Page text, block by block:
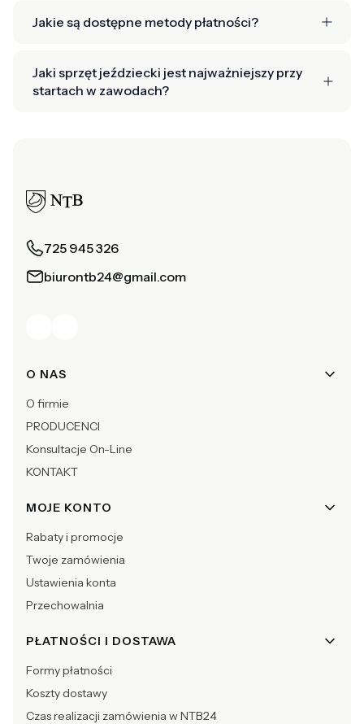
Jakie są dostępne metody płatności?
Jaki sprzęt jeździecki jest najważniejszy przy
startach w zawodach?
725 945 326
biurontb24@gmail.com
Linki w stopce
O NAS
O firmie
PRODUCENCI
Konsultacje On-Line
KONTAKT
MOJE KONTO
Rabaty i promocje
Twoje zamówienia
Ustawienia konta
Przechowalnia
PŁATNOŚCI I DOSTAWA
Formy płatności
Koszty dostawy
Czas realizacji zamówienia w NTB24